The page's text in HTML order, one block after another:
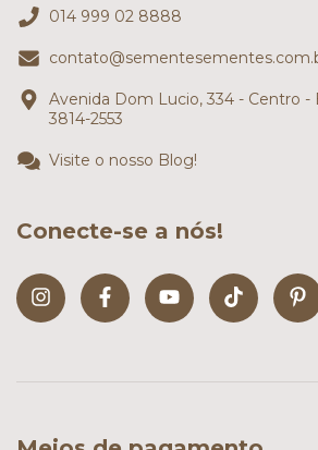
014 999 02 8888
Avenida Dom Lucio, 334 - Centro
3814-2553
Visite o nosso Blog!
Conecte-se a nós!